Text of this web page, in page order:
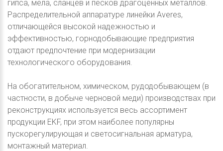
гипса, мела, сланцев и песков драгоценных металлов.
Распределительной аппаратуре линейки Averes,
отличающейся высокой надежностью и
эффективностью, горнодобывающие предприятия
отдают предпочтение при модернизации
технологического оборудования.
На обогатительном, химическом, рудодобывающем (в
частности, в добыче черновой меди) производствах при
реконструкциях используется весь ассортимент
продукции EKF, при этом наиболее популярны
пускорегулирующая и светосигнальная арматура,
монтажный материал.